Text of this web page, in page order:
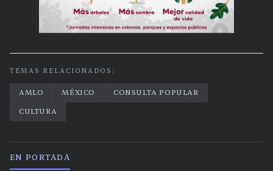
TEMAS RELACIONADOS:
AMLO MÉXICO
CONSULTA POPULAR
CULTURA
EN PORTADA